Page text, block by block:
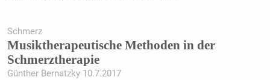
Schmerz
Musiktherapeutische Methoden in der
Schmerztherapie
Günther Bernatzky 10.7.2017